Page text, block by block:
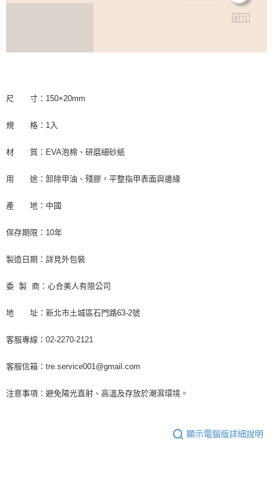
尺 寸：150×20mm
規 格：1入
材 質：EVA泡棉、研磨細砂紙
用 途：卸除甲油、殘膠，平整指甲表面與邊緣
產 地：中國
保存期限：10年
製造日期：詳見外包裝
委 製 商：心合美人有限公司
地 址：新北市土城區石門路63-2號
客服專線：02-2270-2121
客服信箱：tre.service001@gmail.com
注意事項：避免陽光直射、高溫及存放於潮濕環境。
顯示電腦版詳細說明